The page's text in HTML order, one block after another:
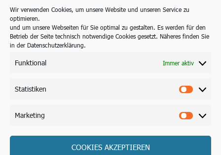
Wir verwenden Cookies, um unsere Website und unseren Service zu
optimieren.
und um unsere Webseiten für Sie optimal zu gestalten. Es werden für den
Betrieb der Seite technisch notwendige Cookies gesetzt. Näheres finden Sie
in der Datenschutzerklärung.
Funktional Immer aktiv
Statistiken
Marketing
COOKIES AKZEPTIEREN
Sonntag
11:30 – 17:00 Uhr
Warme Küche bis 15:00 Uhr
Wir freuen uns auf ihren Besuch! 🍽️
Anfahrt & Lage
Datenschutzerklärung
Cookie-Richtlinie (EU)